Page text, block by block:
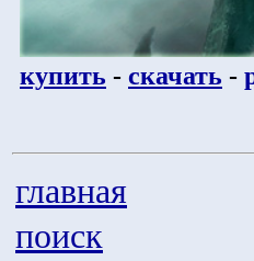
купить - скачать -
главная
поиск